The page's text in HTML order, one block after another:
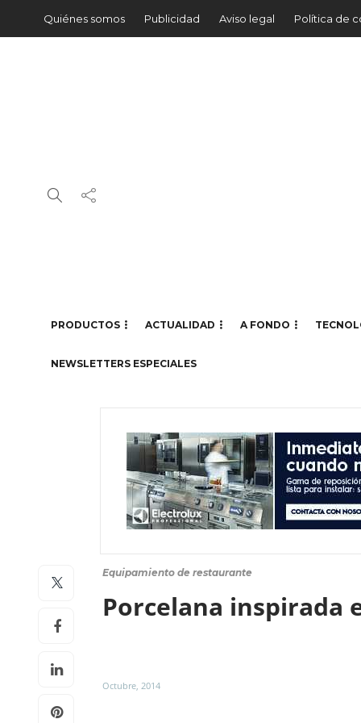
Quiénes somos Publicidad Aviso legal Política de
PRODUCTOS ACTUALIDAD A FONDO
NEWSLETTERS ESPECIALES
Equipamiento de restaurante
Porcelana inspirada
Octubre, 2014